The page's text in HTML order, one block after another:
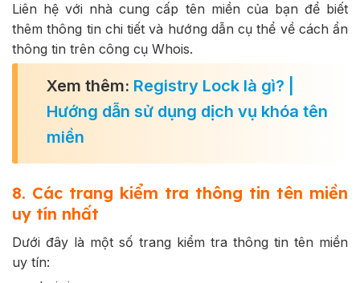
Liên hệ với nhà cung cấp tên miền của bạn để biết
thêm thông tin chi tiết và hướng dẫn cụ thể về cách ẩn
thông tin trên công cụ Whois.
Xem thêm: Registry Lock là gì? |
Hướng dẫn sử dụng dịch vụ khóa tên
miền
8. Các trang kiểm tra thông tin tên miền
uy tín nhất
Dưới đây là một số trang kiểm tra thông tin tên miền
uy tín: